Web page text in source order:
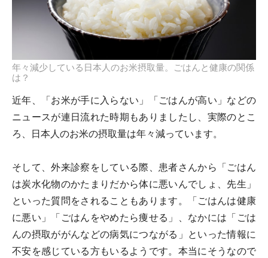
年々減少している日本人のお米摂取量。ごはんと健康の関係
は？
近年、「お米が手に入らない」「ごはんが高い」などの
ニュースが連日流れた時期もありましたし、実際のとこ
ろ、日本人のお米の摂取量は年々減っています。
そして、外来診察をしている際、患者さんから「ごはん
は炭水化物のかたまりだから体に悪いんでしょ、先生」
といった質問をされることもあります。「ごはんは健康
に悪い」「ごはんをやめたら痩せる」、なかには「ごは
んの摂取ががんなどの病気につながる」といった情報に
不安を感じている方もいるようです。本当にそうなので